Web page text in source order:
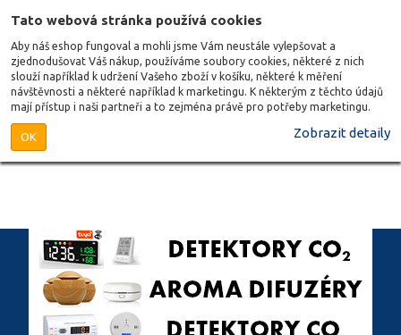
Tato webová stránka používá cookies
Aby náš eshop fungoval a mohli jsme Vám neustále vylepšovat a
zjednodušovat Váš nákup, používáme soubory cookies, některé z nich
slouží například k udržení Vašeho zboží v košíku, některé k měření
návštěvnosti a některé například k marketingu. K některým z těchto údajů
mají přístup i naši partneři a to zejména právě pro potřeby marketingu.
OK Zobrazit detaily